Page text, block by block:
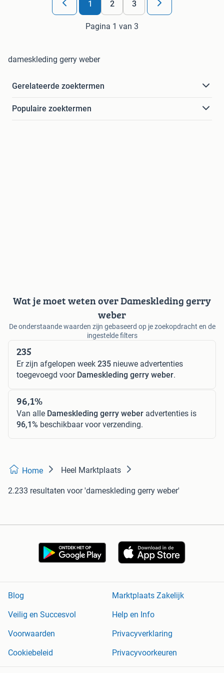
1 2 3
Pagina 1 van 3
dameskleding gerry weber
Gerelateerde zoektermen
Populaire zoektermen
Wat je moet weten over Dameskleding gerry
weber
De onderstaande waarden zijn gebaseerd op je zoekopdracht en de
ingestelde filters
235
Er zijn afgelopen week 235 nieuwe advertenties
toegevoegd voor Dameskleding gerry weber.
96,1%
Van alle Dameskleding gerry weber advertenties is
96,1% beschikbaar voor verzending.
Home Heel Marktplaats
2.233 resultaten voor 'dameskleding gerry weber'
Blog
Marktplaats Zakelijk
Veilig en Succesvol
Help en Info
Voorwaarden
Privacyverklaring
Cookiebeleid
Privacyvoorkeuren